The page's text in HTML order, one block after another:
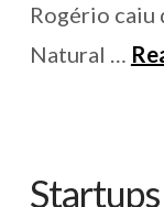
Rogério caiu
Natural …